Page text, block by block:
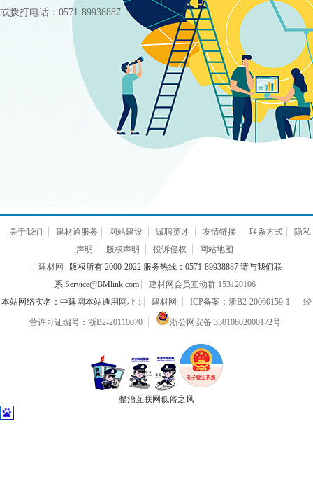
或拨打电话：0571-89938887
关于我们 建材通服务 网站建设 诚聘英才 友情链接 联系方式
隐私
声明
版权声明 投诉侵权
网站地图
建材网
版权所有 2000-2022 服务热线：0571-89938887 请与我们联
系:Service@BMlink.com
建材网会员互动群:153120106
本站网络实名：中建网本站通用网址：
建材网 ICP备案：浙B2-20060159-1 经
营许可证编号：浙B2-20110070 浙公网安备 33010602000172号
整治互联网低俗之风